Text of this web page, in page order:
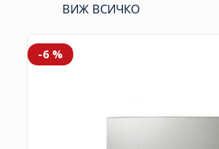
ВИЖ ВСИЧКО
-6 %